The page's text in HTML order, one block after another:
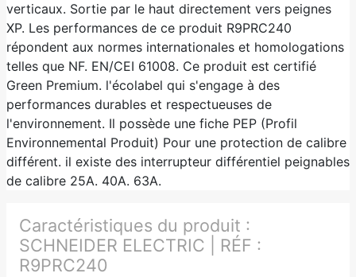
verticaux. Sortie par le haut directement vers peignes
XP. Les performances de ce produit R9PRC240
répondent aux normes internationales et homologations
telles que NF. EN/CEI 61008. Ce produit est certifié
Green Premium. l'écolabel qui s'engage à des
performances durables et respectueuses de
l'environnement. Il possède une fiche PEP (Profil
Environnemental Produit) Pour une protection de calibre
différent. il existe des interrupteur différentiel peignables
de calibre 25A. 40A. 63A.
Caractéristiques du produit :
SCHNEIDER ELECTRIC | RÉF :
R9PRC240